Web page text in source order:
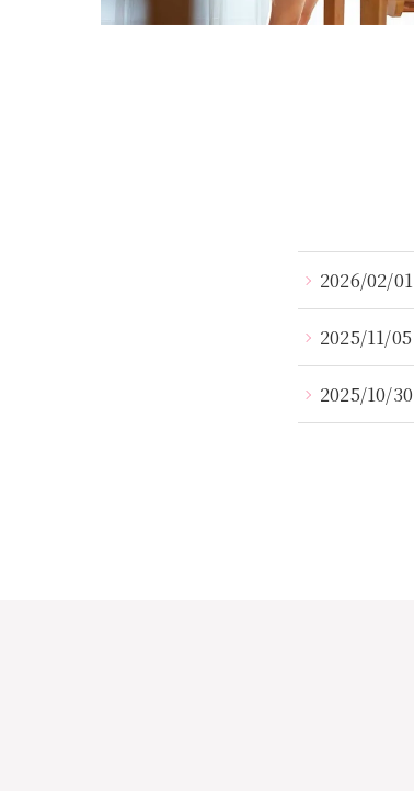
2026/02/01
2025/11/05
2025/10/30